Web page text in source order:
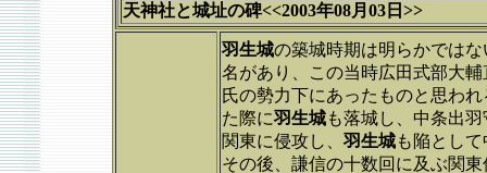
天神社と城址の碑<<2003年08月03日>>
羽生城の築城時期は明らかでは
名があり、この当時広田式部大
氏の勢力下にあったものと思わ
た際に羽生城も落城し、中条出
関東に侵攻し、 羽生城も陥とし
その後、謙信の十数回に及ぶ関